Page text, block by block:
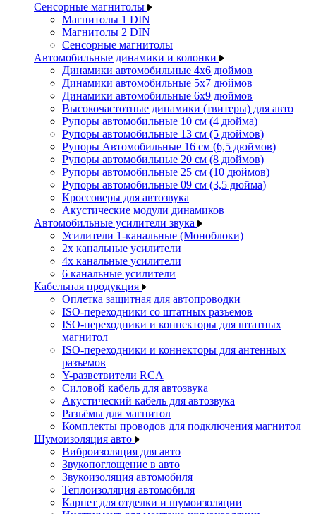
Сенсорные магнитолы
Магнитолы 1 DIN
Магнитолы 2 DIN
Сенсорные магнитолы
Автомобильные динамики и колонки
Динамики автомобильные 4x6 дюймов
Динамики автомобильные 5x7 дюймов
Динамики автомобильные 6x9 дюймов
Высокочастотные динамики (твитеры) для авто
Рупоры автомобильные 10 см (4 дюйма)
Рупоры автомобильные 13 см (5 дюймов)
Рупоры Автомобильные 16 см (6,5 дюймов)
Рупоры автомобильные 20 см (8 дюймов)
Рупоры автомобильные 25 см (10 дюймов)
Рупоры автомобильные 09 см (3,5 дюйма)
Кроссоверы для автозвука
Акустические модули динамиков
Автомобильные усилители звука
Усилители 1-канальные (Моноблоки)
2х канальные усилители
4х канальные усилители
6 канальные усилители
Кабельная продукция
Оплетка защитная для автопроводки
ISO-переходники со штатных разъемов
ISO-переходники и коннекторы для штатных
магнитол
ISO-переходники и коннекторы для антенных
разъемов
Y-разветвители RCA
Силовой кабель для автозвука
Акустический кабель для автозвука
Разъёмы для магнитол
Комплекты проводов для подключения магнитол
Шумоизоляция авто
Виброизоляция для авто
Звукопоглощение в авто
Звукоизоляция автомобиля
Теплоизоляция автомобиля
Карпет для отделки и шумоизоляции